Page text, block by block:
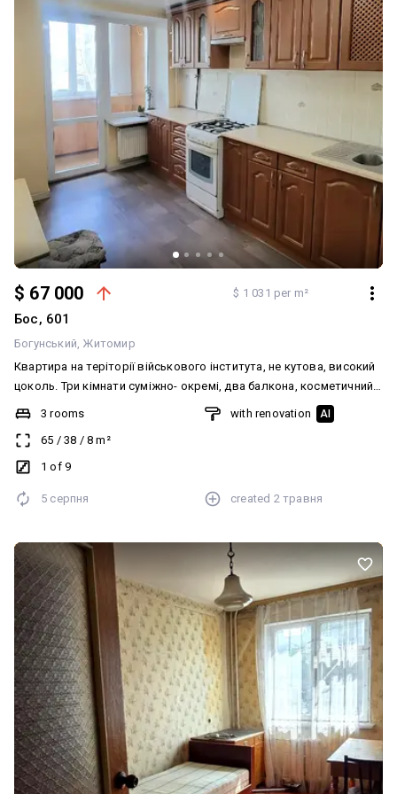
$ 67 000 $ 1 031 per m²
Бос, 601
Богунський Житомир
Квартира на теріторії військового інститута, не кутова, високий
цоколь. Три кімнати суміжно- окремі, два балкона, косметичний
ремонт. Вмонтовані кухонні меблі, велика ванна кімната. Вільний
3 rooms
65 / 38 / 8 m²
1 of 9
with renovation AI
5 серпня created 2 травня